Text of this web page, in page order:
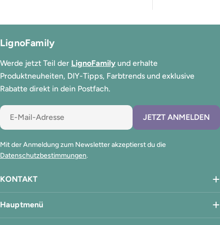
KONTAKT
Hauptmenü
LignoFamily
Werde jetzt Teil der LignoFamily und erhalte
Produktneuheiten, DIY-Tipps, Farbtrends und exklusive
Rabatte direkt in dein Postfach.
E-
Mail
JETZT ANMELDEN
Mit der Anmeldung zum Newsletter akzeptierst du die
Datenschutzbestimmungen.